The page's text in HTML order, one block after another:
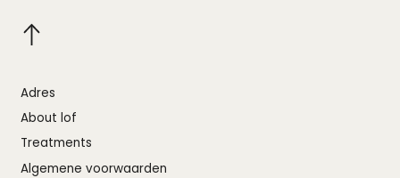
Adres
About lof
Treatments
Algemene voorwaarden